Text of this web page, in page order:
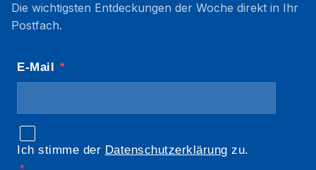
Die wichtigsten Entdeckungen der Woche direkt in Ihr
Postfach.